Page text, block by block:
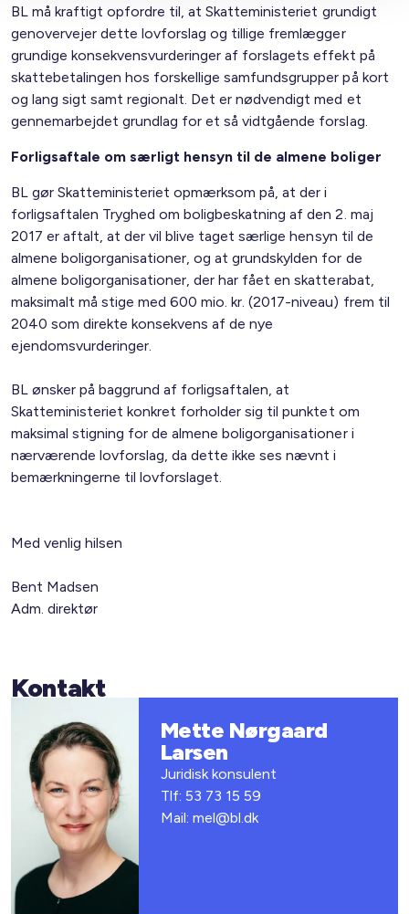
BL må kraftigt opfordre til, at Skatteministeriet grundigt
genovervejer dette lovforslag og tillige fremlægger
grundige konsekvensvurderinger af forslagets effekt på
skattebetalingen hos forskellige samfundsgrupper på kort
og lang sigt samt regionalt. Det er nødvendigt med et
gennemarbejdet grundlag for et så vidtgående forslag.
Forligsaftale om særligt hensyn til de almene boliger
BL gør Skatteministeriet opmærksom på, at der i
forligsaftalen Tryghed om boligbeskatning af den 2. maj
2017 er aftalt, at der vil blive taget særlige hensyn til de
almene boligorganisationer, og at grundskylden for de
almene boligorganisationer, der har fået en skatterabat,
maksimalt må stige med 600 mio. kr. (2017-niveau) frem til
2040 som direkte konsekvens af de nye
ejendomsvurderinger.
BL ønsker på baggrund af forligsaftalen, at
Skatteministeriet konkret forholder sig til punktet om
maksimal stigning for de almene boligorganisationer i
nærværende lovforslag, da dette ikke ses nævnt i
bemærkningerne til lovforslaget.
Med venlig hilsen
Bent Madsen
Adm. direktør
Kontakt
Mette Nørgaard
Larsen
Juridisk konsulent
Tlf: 53 73 15 59
Mail: mel@bl.dk